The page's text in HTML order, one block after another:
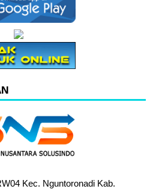
Kec. Nguntoronadi Kab.